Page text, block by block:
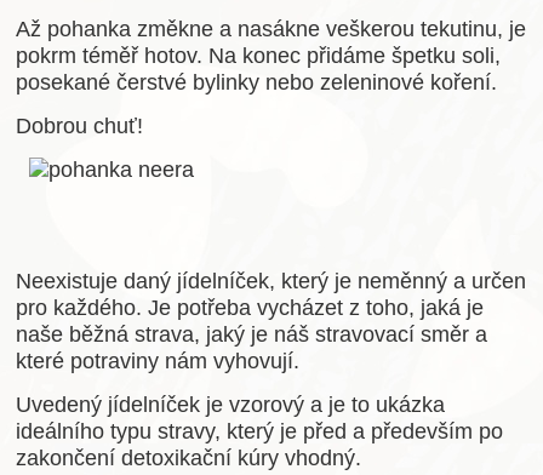
Až pohanka změkne a nasákne veškerou tekutinu, je
pokrm téměř hotov. Na konec přidáme špetku soli,
posekané čerstvé bylinky nebo zeleninové koření.
Dobrou chuť!
Neexistuje daný jídelníček, který je neměnný a určen
pro každého. Je potřeba vycházet z toho, jaká je
naše běžná strava, jaký je náš stravovací směr a
které potraviny nám vyhovují.
Uvedený jídelníček je vzorový a je to ukázka
ideálního typu stravy, který je před a především po
zakončení detoxikační kúry vhodný.